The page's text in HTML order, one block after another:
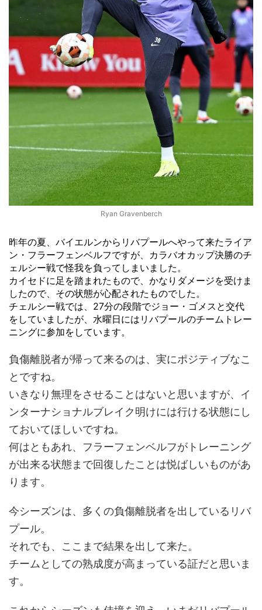
Ryan Gravenberch
昨年の夏、バイエルンからリバプールへやって来たライア
ン・フラーフェンベルフですが、カラバオカップ決勝のチ
ェルシー戦で怪我を負ってしまいました。
カイセドに足を踏まれたもので、かなりダメージを受けま
したので、その状態が心配されたものでした。
チェルシー戦では、27分の段階でジョー・ゴメスと交代
をしていましたが、水曜日にはリバプールのチームトレー
ニングに参加をしています。
負傷離脱者が帰って来るのは、実にポジティブなこ
とですね。
いきなり無理をさせることはないと思いますが、イ
ンターナショナルブレイク明けには行ける状態にし
ておいてほしいですね。
何はともあれ、フラーフェンベルフがトレーニング
が出来る状態まで回復したことは悦ばしいものがあ
ります。
今シーズンは、多くの負傷離脱者を出しているリバ
プール。
それでも、ここまで結果を出して来た。
チームとしての熟成度が高まっている証だと思いま
す。